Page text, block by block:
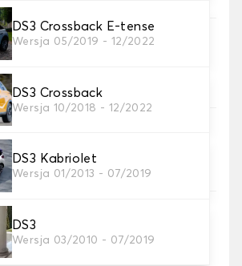
DS3 Crossback E-tense
Wersja 05/2019 - 12/2022
DS3 Crossback
Wersja 10/2018 - 12/2022
DS3 Kabriolet
Wersja 01/2013 - 07/2019
DS3
Wersja 03/2010 - 07/2019
samochód.
taśmy
paska.